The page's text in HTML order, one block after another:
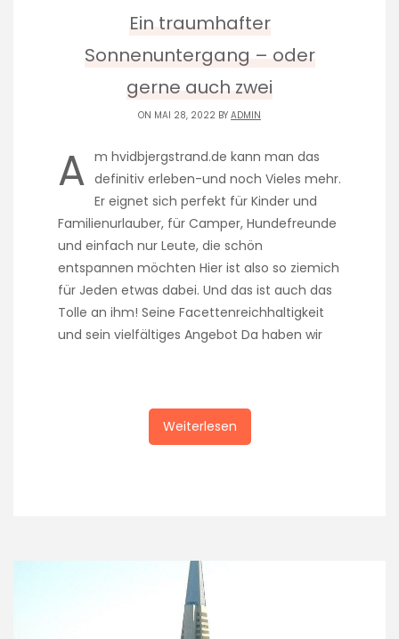
Ein traumhafter
Sonnenuntergang – oder
gerne auch zwei
ON MAI 28, 2022 BY ADMIN
A m hvidbjergstrand.de kann man das
definitiv erleben-und noch Vieles mehr.
Er eignet sich perfekt für Kinder und
Familienurlauber, für Camper, Hundefreunde
und einfach nur Leute, die schön
entspannen möchten Hier ist also so ziemich
für Jeden etwas dabei. Und das ist auch das
Tolle an ihm! Seine Facettenreichhaltigkeit
und sein vielfältiges Angebot Da haben wir
Weiterlesen